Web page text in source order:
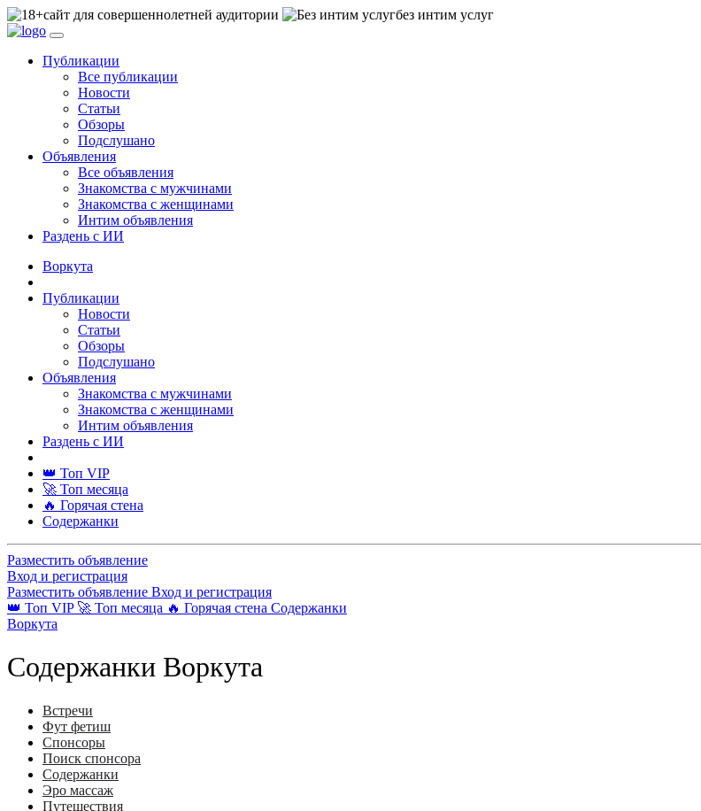
сайт для совершеннолетней аудитории без интим услуг
Публикации
Все публикации
Новости
Статьи
Обзоры
Подслушано
Объявления
Все объявления
Знакомства с мужчинами
Знакомства с женщинами
Интим объявления
Раздень с ИИ
Воркута
Публикации
Новости
Статьи
Обзоры
Подслушано
Объявления
Знакомства с мужчинами
Знакомства с женщинами
Интим объявления
Раздень с ИИ
👑 Топ VIP
🚀 Топ месяца
🔥 Горячая стена
Содержанки
Разместить объявление
Вход и регистрация
Разместить объявление Вход и регистрация
👑 Топ VIP 🚀 Топ месяца 🔥 Горячая стена Содержанки
Воркута
Содержанки Воркута
Встречи
Фут фетиш
Спонсоры
Поиск спонсора
Содержанки
Эро массаж
Путешествия